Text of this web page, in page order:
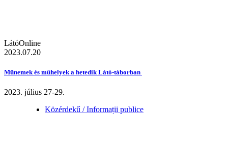
LátóOnline
2023.07.20
Műnemek és műhelyek a hetedik Látó-táborban
2023. július 27-29.
Közérdekű / Informații publice